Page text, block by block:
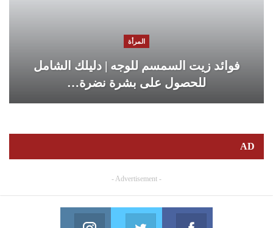
المرأة
فوائد زيت السمسم للوجه | دليلك الشامل
للحصول على بشرة نضرة…
AD
- Advertisement -
Facebook
Twitter